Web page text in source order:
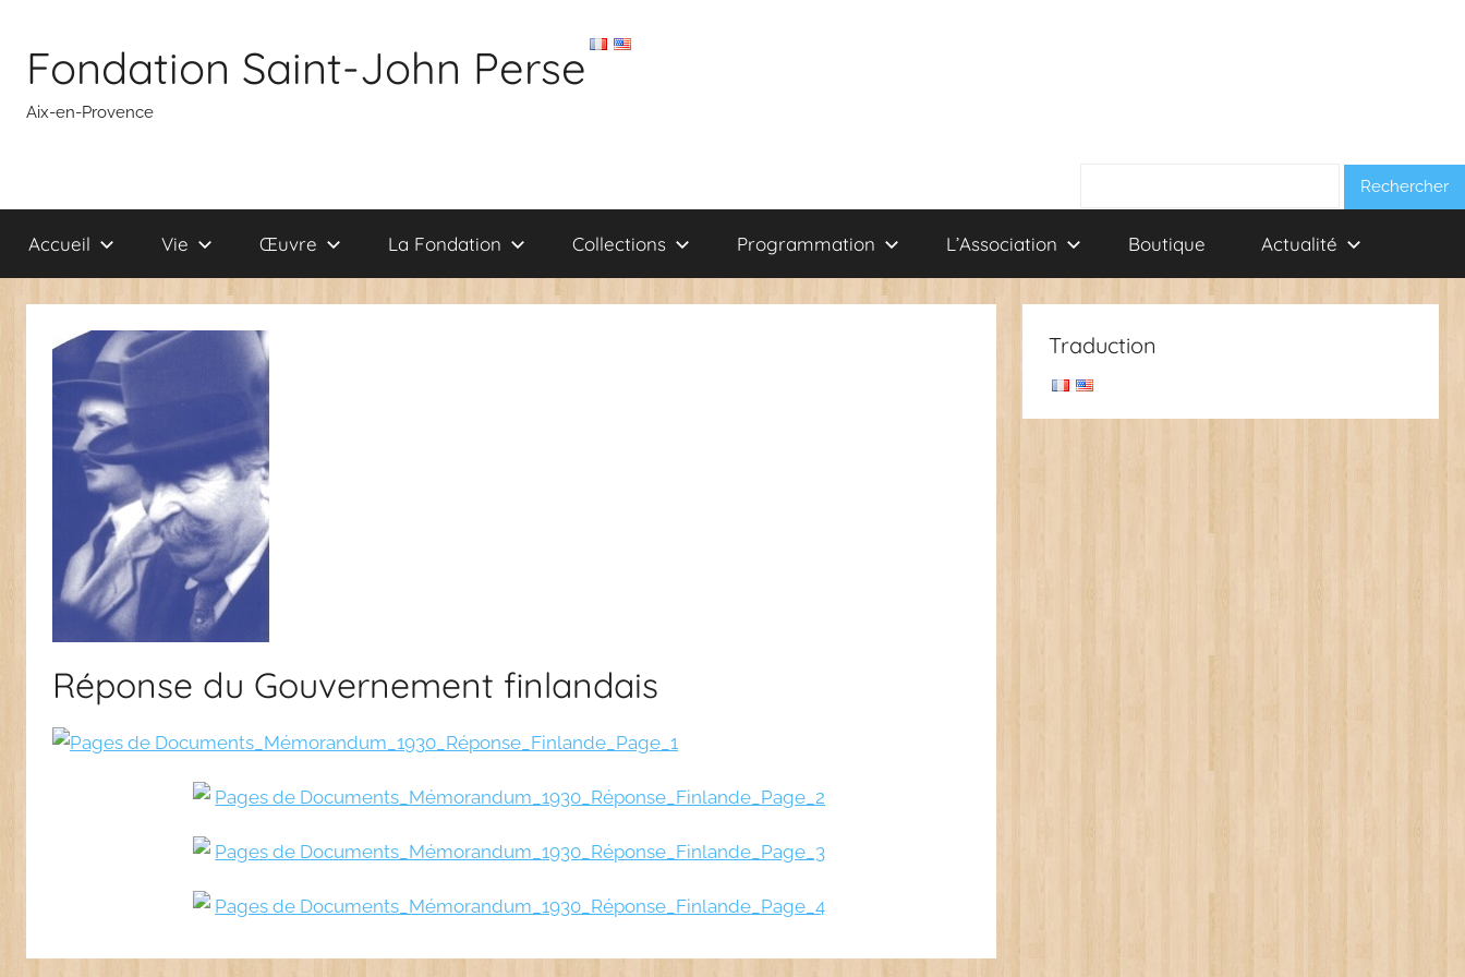
contenu
Fondation Saint-John Perse
Aix-en-Provence
Accueil Vie Œuvre La Fondation Collections Programmation L’Association Boutique Actualité
Réponse du Gouvernement finlandais
Traduction